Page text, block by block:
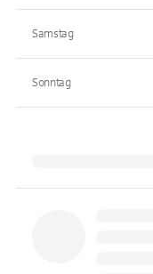
Samstag
Sonntag